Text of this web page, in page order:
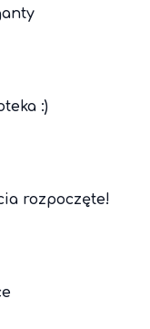
:)
rozpoczęte!